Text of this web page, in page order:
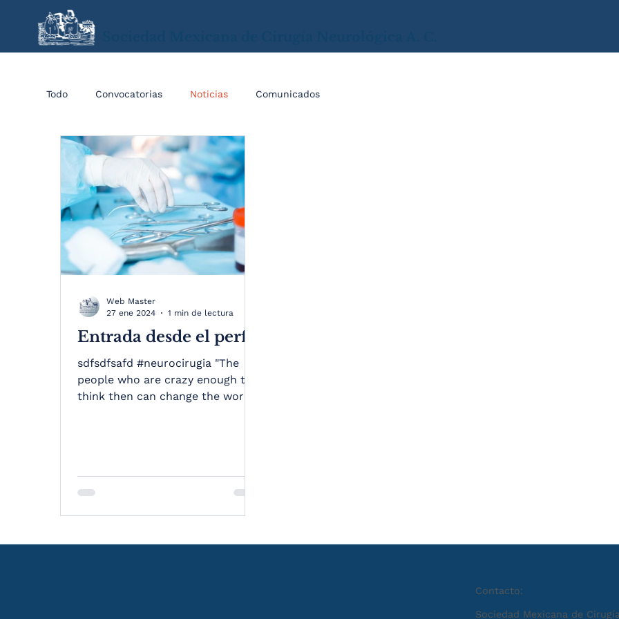
Todo Convocatorias Noticias Comunicados
Entrada desde el perfil
sdfsdfsafd #neurocirugia "The
people who are crazy enough to
think then can change the world.
Web Master
27 ene 2024
1 min de lectura
Contacto:
Sociedad Mexicana de